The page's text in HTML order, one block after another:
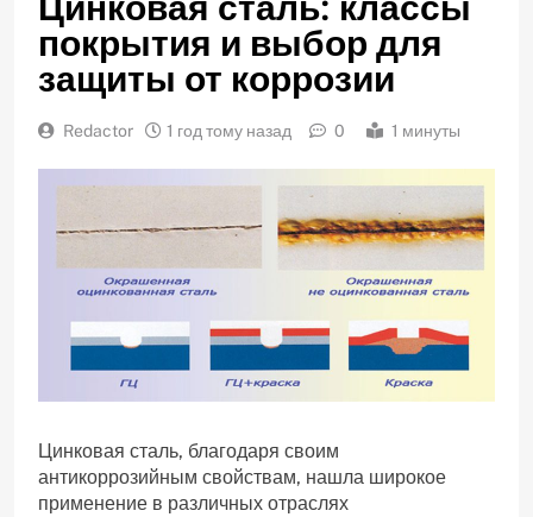
покрытия и выбор для
защиты от коррозии
Redactor 1 год тому назад 0 1 минуты
Цинковая сталь, благодаря своим
антикоррозийным свойствам, нашла широкое
применение в различных отраслях